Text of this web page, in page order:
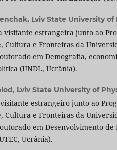
Lviv State University
visitante estrangeira junto ao
Cultura e Fronteiras da
em Demografia,
(UNDL, Ucrânia).
Lviv State University of
estrangeiro junto ao
Cultura e Fronteiras da
em Desenvolvimento
Ucrânia).